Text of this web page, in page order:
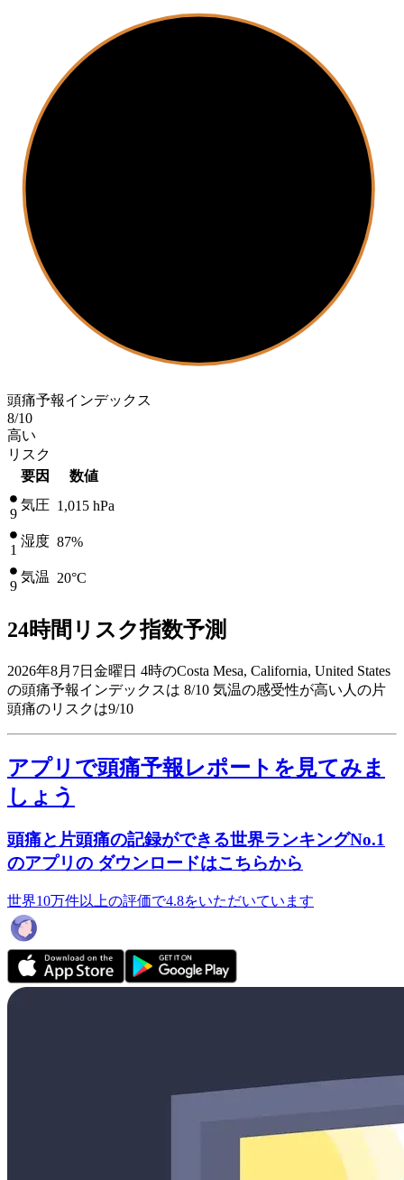
頭痛予報インデックス
8/10
高い
リスク
要因
数値
9
気圧 1,015 hPa
1
湿度 87%
9
気温 20°C
24時間リスク指数予測
2026年8月7日金曜日 4時のCosta Mesa, California, United States
の頭痛予報インデックスは 8/10 気温の感受性が高い人の片
頭痛のリスクは9/10
アプリで頭痛予報レポートを見てみま
しょう
頭痛と片頭痛の記録ができる世界ランキングNo.1
のアプリの ダウンロードはこちらから
世界10万件以上の評価で4.8をいただいています